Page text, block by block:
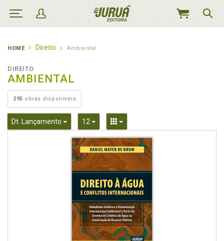
MEU
HOME Direito Ambiental
DIREITO
AMBIENTAL
295 obras disponíveis
Dt. Lançamento Toggle Dropdown
12 Toggle DropdownToggle Dropdown